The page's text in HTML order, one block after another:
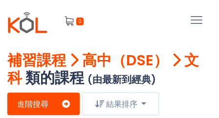
0
進
階
尋
會
員
補習課程 高中（DSE）
文
科類的課程 (由最新到經典)
進階搜尋 結果排序